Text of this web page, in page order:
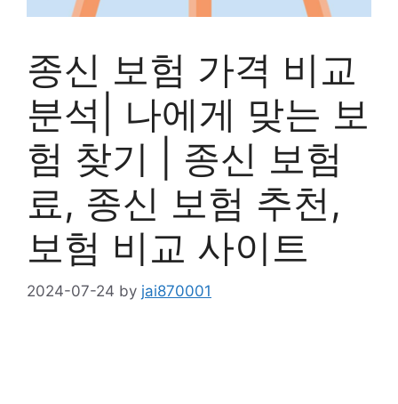
종신 보험 가격 비교
분석| 나에게 맞는 보
험 찾기 | 종신 보험
료, 종신 보험 추천,
보험 비교 사이트
2024-07-24 by jai870001